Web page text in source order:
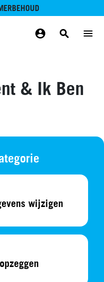
gaan
& Ik Ben
wijzigen